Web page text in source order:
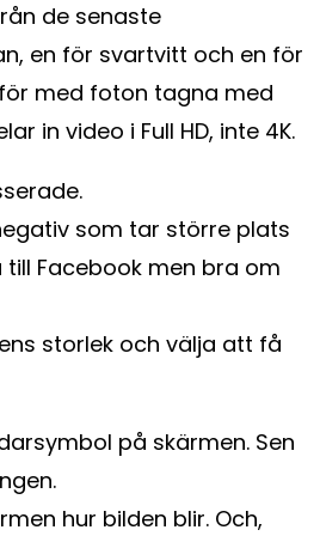
de senaste
en för svartvitt och en för
med foton tagna med
in video i Full HD, inte 4K.
som tar större plats
Facebook men bra om
storlek och välja att få
på skärmen. Sen
hur bilden blir. Och,